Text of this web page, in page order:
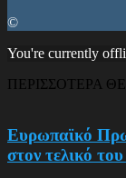
©
You're currently
ΠΕΡΙΣΣΟΤΕΡΑ
Ευρωπαϊκό
στον τελικό